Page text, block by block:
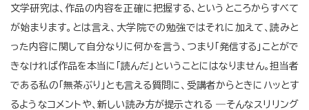
文学研究は、作品の内容を正確に把握する、というところからすべて
が始まります。とは言え、大学院での勉強ではそれに加えて、読みと
った内容に関して自分なりに何かを言う、つまり「発信する」ことがで
きなければ作品を本当に「読んだ」ということにはなりません。担当者
である私の「無茶ぶり」とも言える質問に、受講者からときにハッとす
るようなコメントや、新しい読み方が提示される ―そんなスリリング